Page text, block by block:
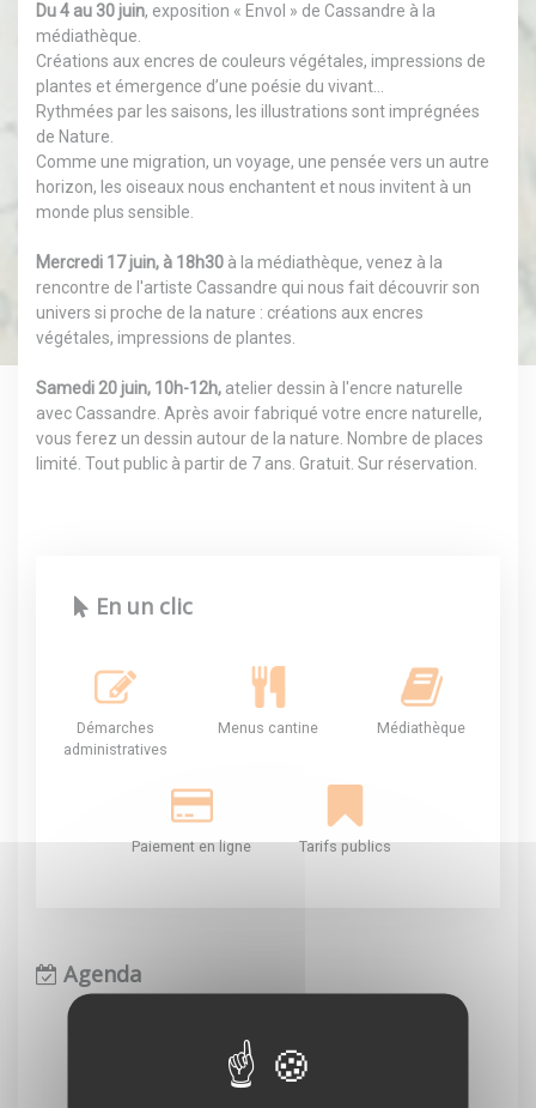
Du 4 au 30 juin, exposition « Envol » de Cassandre à la
médiathèque.
Créations aux encres de couleurs végétales, impressions de
plantes et émergence d’une poésie du vivant…
Rythmées par les saisons, les illustrations sont imprégnées
de Nature.
Comme une migration, un voyage, une pensée vers un autre
horizon, les oiseaux nous enchantent et nous invitent à un
monde plus sensible.
Mercredi 17 juin, à 18h30 à la médiathèque, venez à la
rencontre de l'artiste Cassandre qui nous fait découvrir son
univers si proche de la nature : créations aux encres
végétales, impressions de plantes.
Samedi 20 juin, 10h-12h, atelier dessin à l'encre naturelle
avec Cassandre. Après avoir fabriqué votre encre naturelle,
vous ferez un dessin autour de la nature. Nombre de places
limité. Tout public à partir de 7 ans. Gratuit. Sur réservation.
En un clic
Démarches
administratives
Menus cantine Médiathèque
Paiement en ligne Tarifs publics
Agenda